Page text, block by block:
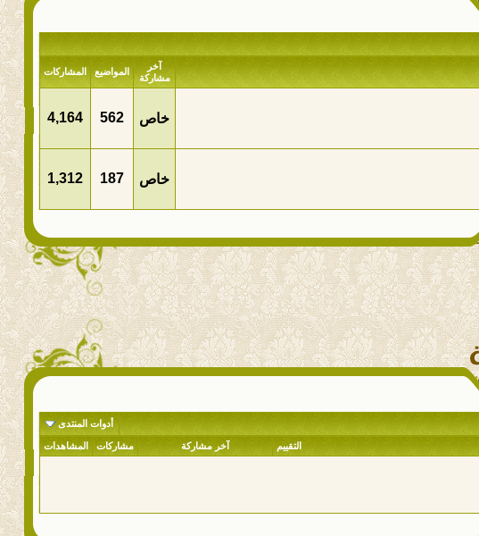
آخر
مشاركة
المواضيع المشاركات
خاص 562
4,164
خاص 187
1,312
أدوات المنتدى
التقييم آخر مشاركة مشاركات المشاهدات